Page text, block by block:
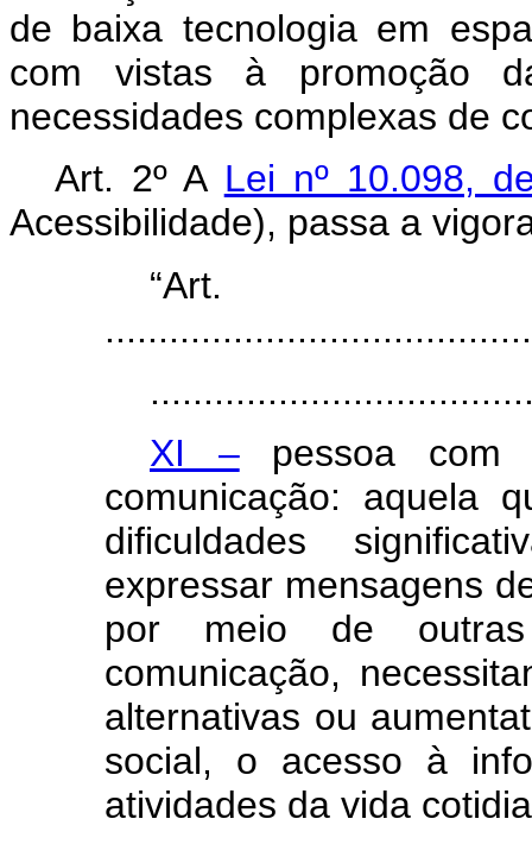
de baixa tecnologia em
com vistas à promoção
necessidades complexas de
Art. 2º A Lei nº 10.098,
Acessibilidade), passa a
XI –pessoa com
comunicação: aquela
dificuldades
expressar mensagens
por meio de outras
comunicação,
alternativas ou
social, o acesso à
atividades da vida